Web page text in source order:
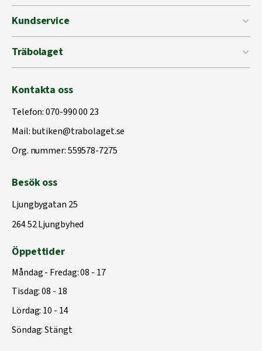
Kundservice
Träbolaget
Kontakta oss
Telefon:070-990 00 23
Mail:butiken@trabolaget.se
Org. nummer: 559578-7275
Besök oss
Ljungbygatan 25
264 52 Ljungbyhed
Öppettider
Måndag - Fredag: 08 - 17
Tisdag: 08 - 18
Lördag: 10 - 14
Söndag: Stängt